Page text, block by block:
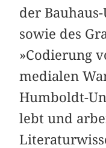
der
sowie des
»Codierung
medialen
Humboldt-
lebt und